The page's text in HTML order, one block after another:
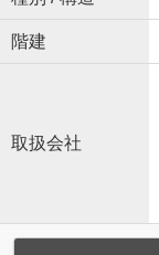
階建
取扱会社